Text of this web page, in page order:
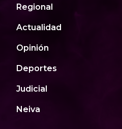
Regional
Actualidad
Opinión
Deportes
Judicial
Neiva